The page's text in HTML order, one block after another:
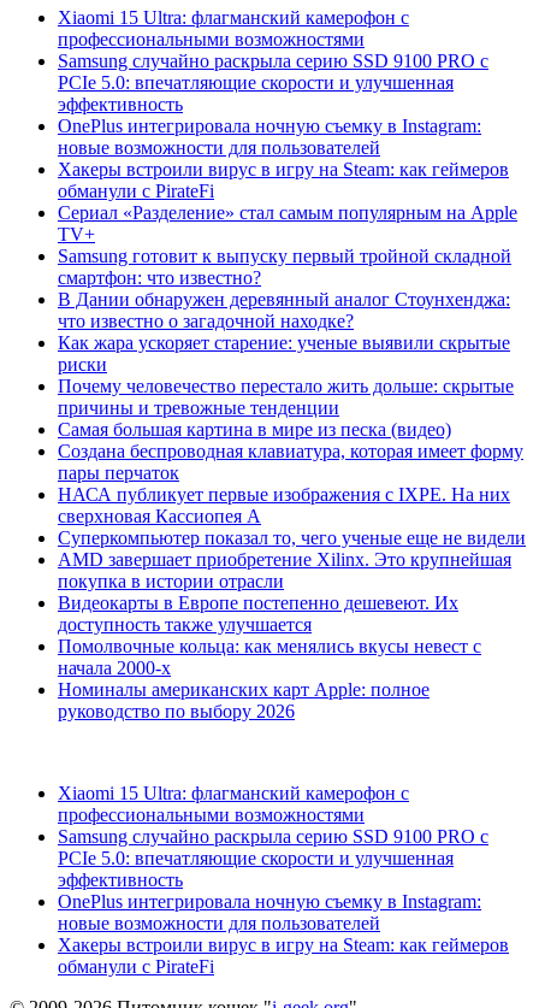
Xiaomi 15 Ultra: флагманский камерофон с
профессиональными возможностями
Samsung случайно раскрыла серию SSD 9100 PRO с
PCIe 5.0: впечатляющие скорости и улучшенная
эффективность
OnePlus интегрировала ночную съемку в Instagram:
новые возможности для пользователей
Хакеры встроили вирус в игру на Steam: как геймеров
обманули с PirateFi
Сериал «Разделение» стал самым популярным на Apple
TV+
Samsung готовит к выпуску первый тройной складной
смартфон: что известно?
В Дании обнаружен деревянный аналог Стоунхенджа:
что известно о загадочной находке?
Как жара ускоряет старение: ученые выявили скрытые
риски
Почему человечество перестало жить дольше: скрытые
причины и тревожные тенденции
Самая большая картина в мире из песка (видео)
Создана беспроводная клавиатура, которая имеет форму
пары перчаток
НАСА публикует первые изображения с IXPE. На них
сверхновая Кассиопея А
Суперкомпьютер показал то, чего ученые еще не видели
AMD завершает приобретение Xilinx. Это крупнейшая
покупка в истории отрасли
Видеокарты в Европе постепенно дешевеют. Их
доступность также улучшается
Помолвочные кольца: как менялись вкусы невест с
начала 2000-х
Номиналы американских карт Apple: полное
руководство по выбору 2026
Xiaomi 15 Ultra: флагманский камерофон с
профессиональными возможностями
Samsung случайно раскрыла серию SSD 9100 PRO с
PCIe 5.0: впечатляющие скорости и улучшенная
эффективность
OnePlus интегрировала ночную съемку в Instagram:
новые возможности для пользователей
Хакеры встроили вирус в игру на Steam: как геймеров
обманули с PirateFi